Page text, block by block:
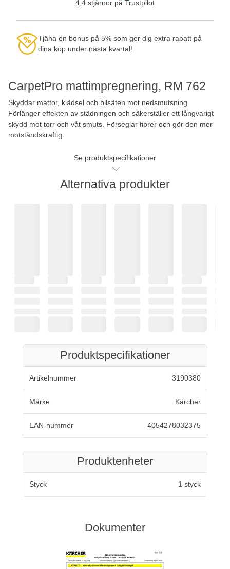
CarpetPro mattimpregnering, RM 762
Skyddar mattor, klädsel och bilsäten mot nedsmutsning.
Förlänger effekten av städningen och säkerställer ett långvarigt
skydd mot torr och våt smuts. Förseglar fibrer och gör den mer
motståndskraftig.
Se produktspecifikationer
4,4 stjärnor på Trustpilot
Tjäna en bonus på 5% som ger dig extra rabatt på
dina köp under nästa kvartal!
Alternativa produkter
Produktspecifikationer
Artikelnummer 3190380
Märke Kärcher
EAN-nummer 4054278032375
Produktenheter
Styck 1 styck
Dokumenter